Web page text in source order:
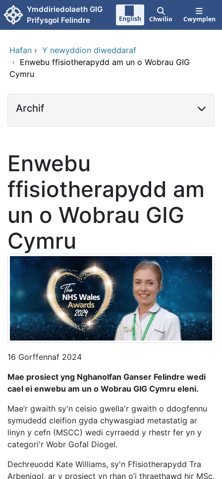
Neidio i'r prif gynnwy
Ymddiriedolaeth GIG
Prifysgol Felindre
English Chwilio Cwymplen
Hafan › Y newyddion diweddaraf
› Enwebu ffisiotherapydd am un o Wobrau GIG
Cymru
Archif
Enwebu
ffisiotherapydd am
un o Wobrau GIG
Cymru
16 Gorffennaf 2024
Mae prosiect yng Nghanolfan Ganser Felindre wedi
cael ei enwebu am un o Wobrau GIG Cymru eleni.
Mae’r gwaith sy'n ceisio gwella'r gwaith o ddogfennu
symudedd cleifion gyda chywasgiad metastatig ar
linyn y cefn (MSCC) wedi cyrraedd y rhestr fer yn y
categori'r Wobr Gofal Diogel.
Dechreuodd Kate Williams, sy'n Ffisiotherapydd Tra
Arbenigol, ar y prosiect yn rhan o’i thraethawd hir MSc.